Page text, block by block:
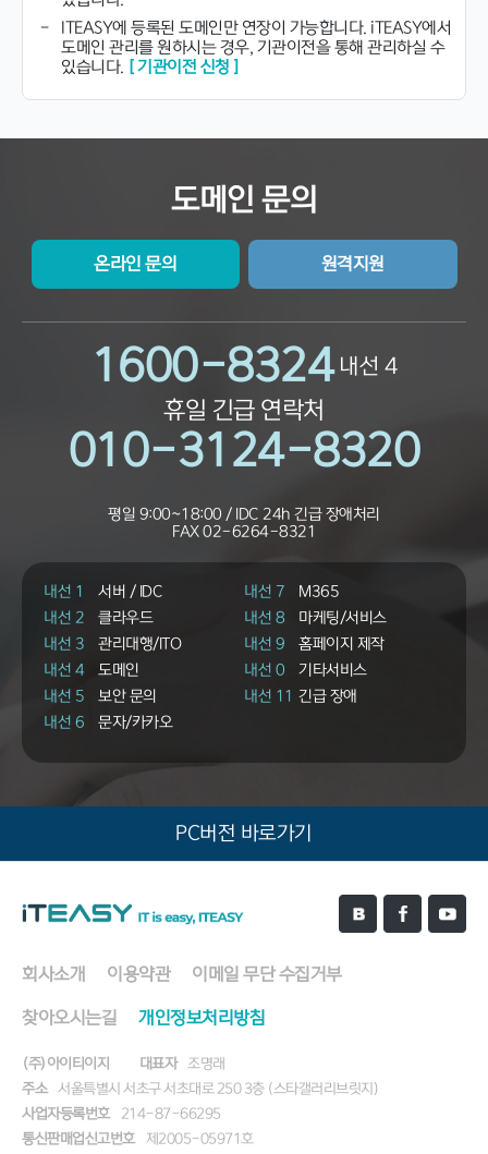
-
ITEASY에 등록된 도메인만 연장이 가능합니다. iTEASY에서
도메인 관리를 원하시는 경우, 기관이전을 통해 관리하실 수
있습니다. [ 기관이전 신청 ]
도메인 문의
온라인 문의 원격지원
1600-8324 내선 4
휴일 긴급 연락처
010-3124-8320
평일 9:00~18:00 / IDC 24h 긴급 장애처리
FAX02-6264-8321
내선 1 서버 / IDC 내선 7
M365
내선 2
클라우드 내선 8
마케팅/서비스
내선 3
관리대행/ITO 내선 9
홈페이지 제작
내선 4
도메인 내선 0
기타서비스
내선 5
보안 문의 내선 11 긴급 장애
내선 6
문자/카카오
PC버전 바로가기
회사소개 이용약관 이메일 무단 수집거부
찾아오시는길 개인정보처리방침
(주)아이티이지 대표자
조명래
주소
서울특별시 서초구 서초대로 250 3층 (스타갤러리브릿지)
사업자등록번호
214-87-66295
통신판매업신고번호
제2005-05971호